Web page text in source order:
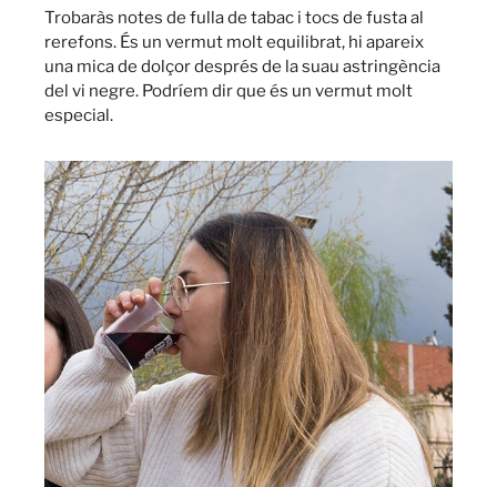
Trobaràs notes de fulla de tabac i tocs de fusta al
rerefons. És un vermut molt equilibrat, hi apareix
una mica de dolçor després de la suau astringència
del vi negre. Podríem dir que és un vermut molt
especial.